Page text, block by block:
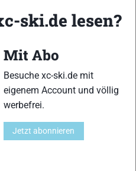
12
14
ski.de lesen?
Mit Abo
Besuche xc-ski.de mit
eigenem Account und völlig
werbefrei.
Jetzt abonnieren